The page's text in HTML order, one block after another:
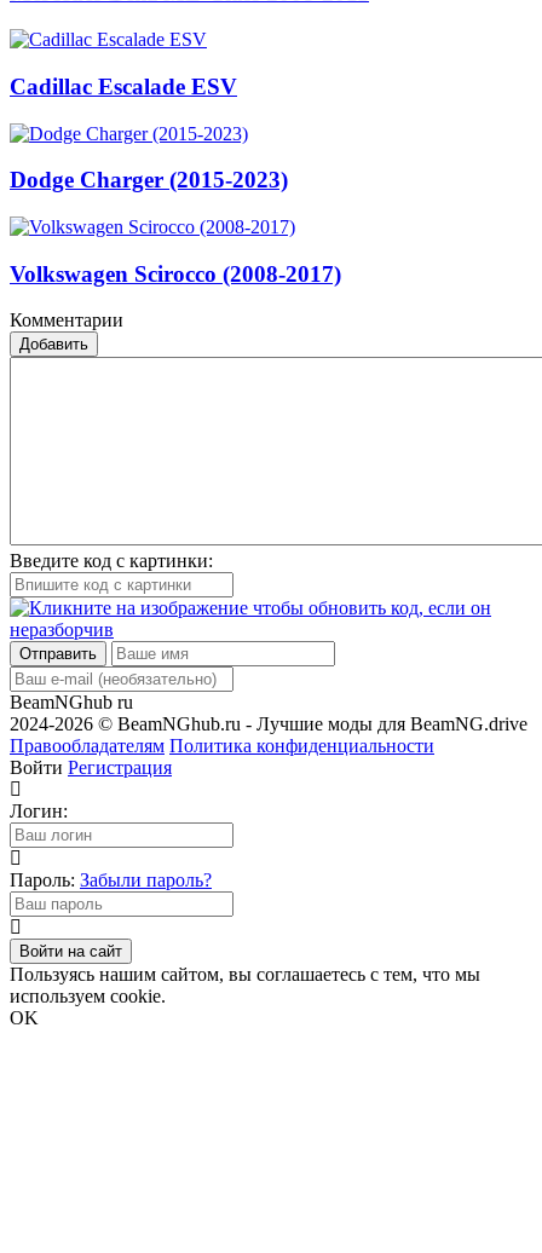
Cadillac Escalade ESV
Dodge Charger (2015-2023)
Volkswagen Scirocco (2008-2017)
Комментарии
Добавить
Введите код с картинки:
Отправить
BeamNGhub ru
2024-2026 © BeamNGhub.ru - Лучшие моды для BeamNG.drive
Правообладателям Политика конфиденциальности
Войти Регистрация
Логин:
Пароль: Забыли пароль?
Войти на сайт
Пользуясь нашим сайтом, вы соглашаетесь с тем, что мы
используем cookie.
OK